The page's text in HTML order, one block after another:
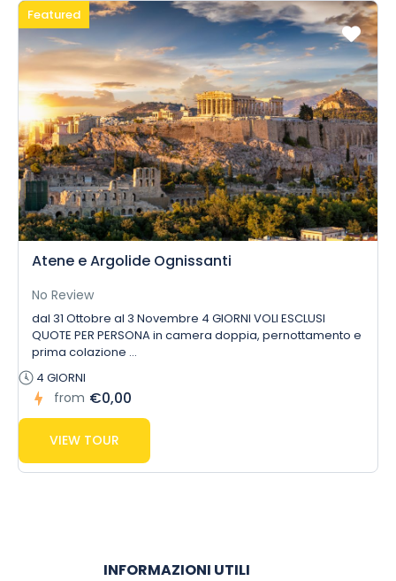
Featured
Atene e Argolide Ognissanti
No Review
dal 31 Ottobre al 3 Novembre 4 GIORNI VOLI ESCLUSI
QUOTE PER PERSONA in camera doppia, pernottamento e
prima colazione ...
4 GIORNI
from €0,00
VIEW TOUR
INFORMAZIONI UTILI